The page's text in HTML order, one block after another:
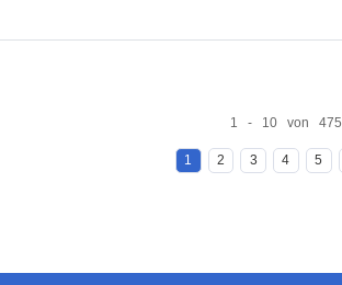
1 - 10 von 475
1 2 3 4 5